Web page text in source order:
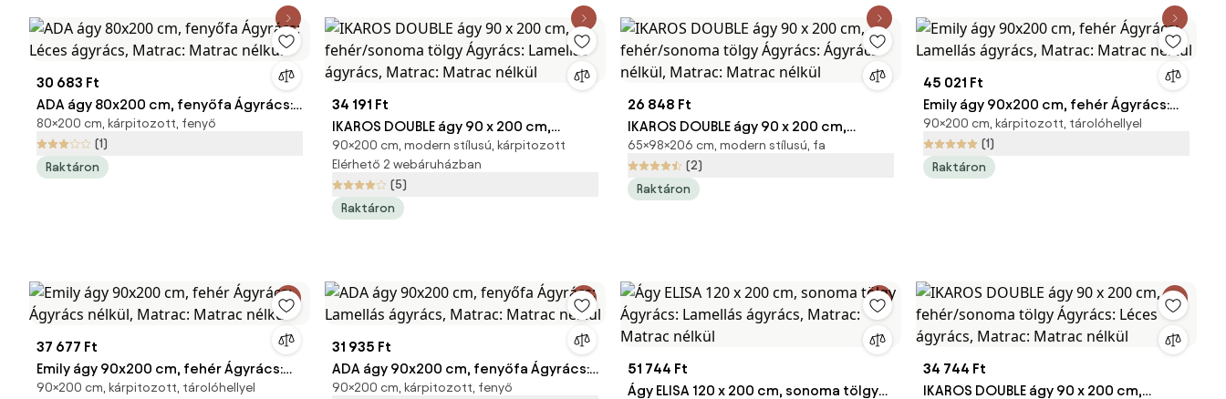
30 683 Ft
ADA ágy 80x200 cm, fenyőfa Ágyrács:
Léces ágyrács, Matrac: Matrac nélkül
80×200 cm, kárpitozott, fenyő
(1)
Raktáron
34 191 Ft
IKAROS DOUBLE ágy 90 x 200 cm,
fehér/sonoma tölgy Ágyrács: Lamellás
ágyrács, Matrac: Matrac nélkül
90×200 cm, modern stílusú, kárpitozott
Elérhető 2 webáruházban
(5)
Raktáron
26 848 Ft
IKAROS DOUBLE ágy 90 x 200 cm,
fehér/sonoma tölgy Ágyrács: Ágyrács
nélkül, Matrac: Matrac nélkül
65×98×206 cm, modern stílusú, fa
(2)
Raktáron
45 021 Ft
Emily ágy 90x200 cm, fehér Ágyrács:
Lamellás ágyrács, Matrac: Matrac
nélkül
90×200 cm, kárpitozott, tárolóhellyel
(1)
Raktáron
37 677 Ft
Emily ágy 90x200 cm, fehér Ágyrács:
Ágyrács nélkül, Matrac: Matrac nélkül
90×200 cm, kárpitozott, tárolóhellyel
31 935 Ft
ADA ágy 90x200 cm, fenyőfa Ágyrács:
Lamellás ágyrács, Matrac: Matrac
90×200 cm, kárpitozott, fenyő
51 744 Ft
Ágy ELISA 120 x 200 cm, sonoma tölgy
34 744 Ft
IKAROS DOUBLE ágy 90 x 200 cm,